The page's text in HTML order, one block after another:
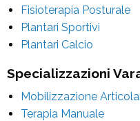
Fisioterapia Posturale
Plantari Sportivi
Plantari Calcio
Specializzazioni
Mobilizzazione
Terapia Manuale